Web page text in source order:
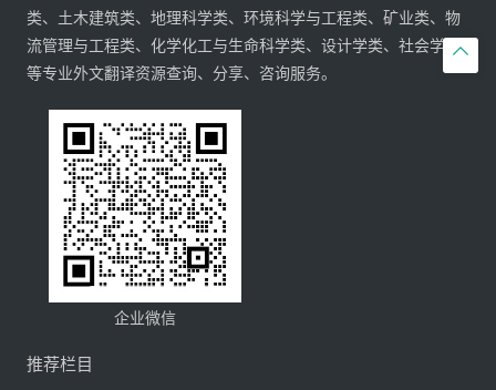

类、土木建筑类、地理科学类、环境科学与工程类、矿业类、物
流管理与工程类、化学化工与生命科学类、设计学类、社会学类
等专业外文翻译资源查询、分享、咨询服务。
企业微信
推荐栏目